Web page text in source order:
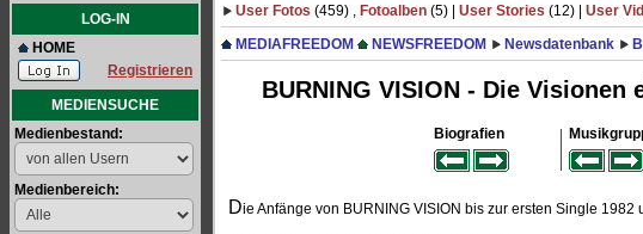
LOG-IN
HOME
Registrieren
MEDIENSUCHE
Medienbestand:
Medienbereich:
User Fotos (459) , Fotoalben (5) | User Stories (12) | User
MEDIAFREEDOM
NEWSFREEDOM Newsdatenbank
BURNING VISION - Die
Biografien
Die Anfänge von BURNING VISION bis zur ersten Single